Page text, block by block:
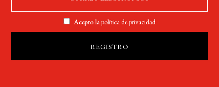
Acepto lapolítica de privacidad